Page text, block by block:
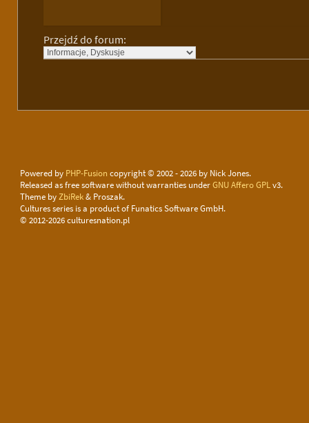
Przejdź do forum:
Powered by PHP-Fusion copyright © 2002 - 2026 by Nick Jones.
Released as free software without warranties underGNU Affero GPLv3.
Theme byZbiRek& Proszak.
Cultures series is a product of Funatics Software GmbH.
© 2012-2026 culturesnation.pl